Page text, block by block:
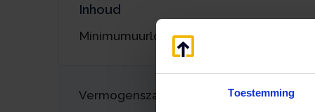
Toestemming
Inhoud
Minimumuurloon per 1 januari 2024
Vermogenszaken goed regelen?